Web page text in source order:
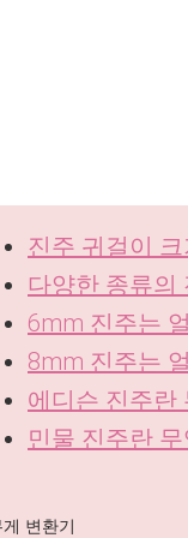
진주 귀걸이 크
다양한 종류의
6mm 진주는
8mm 진주는
에디슨 진주란
민물 진주란
변환기